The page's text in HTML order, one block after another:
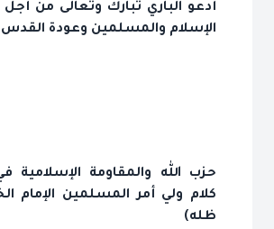
أدعو الباري تبارك وتعالى من
الإسلام والمسلمين وعودة القدس
حزب الله والمقاومة الإسلامية
كلام ولي أمر المسلمين الإمام
ظله)